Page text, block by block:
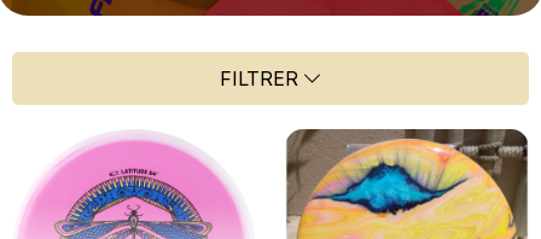
FILTRER